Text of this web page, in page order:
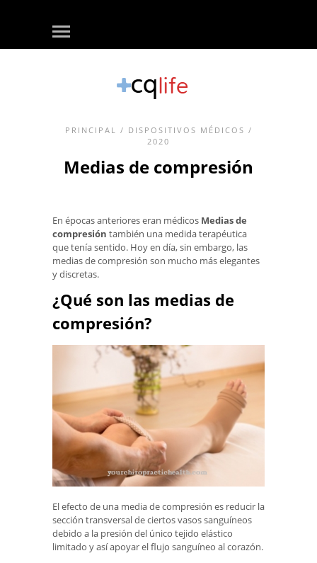
PRINCIPAL / DISPOSITIVOS MÉDICOS /
2020
Medias de compresión
En épocas anteriores eran médicos Medias de
compresión también una medida terapéutica
que tenía sentido. Hoy en día, sin embargo, las
medias de compresión son mucho más elegantes
y discretas.
¿Qué son las medias de
compresión?
El efecto de una media de compresión es reducir la
sección transversal de ciertos vasos sanguíneos
debido a la presión del único tejido elástico
limitado y así apoyar el flujo sanguíneo al corazón.